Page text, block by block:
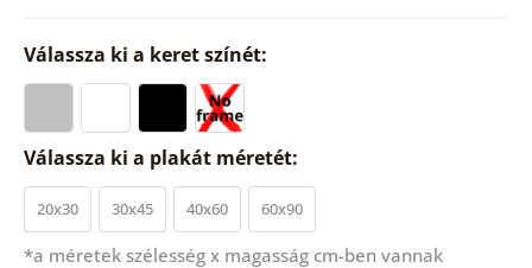
Válassza ki a keret színét:
Válassza ki a plakát méretét:
20x30 30x45 40x60 60x90
*a méretek szélesség x magasság cm-ben vannak